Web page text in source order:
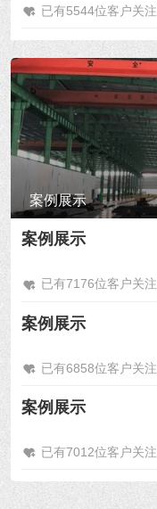
已有5544位客户关注
案例展示
案例展示
已有7176位客户关注
案例展示
已有6858位客户关注
案例展示
已有7012位客户关注